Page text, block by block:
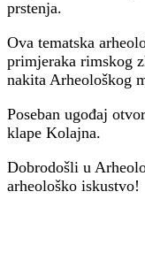
prstenja.
Ova tematska
primjeraka rimskog
nakita Arheološkog
Poseban ugođaj
klape Kolajna.
Dobrodošli u
arheološko iskustvo!